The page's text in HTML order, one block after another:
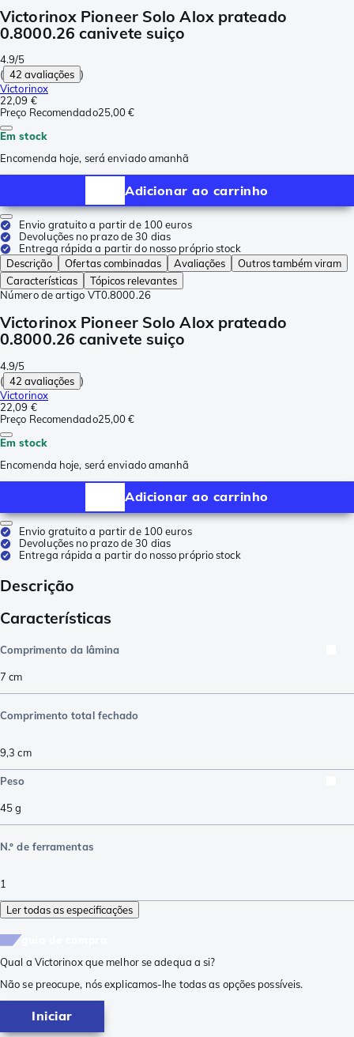
Victorinox Pioneer Solo Alox prateado
0.8000.26 canivete suiço
4.9/5
( 42 avaliações )
Victorinox
22,09 €
Preço Recomendado25,00 €
Em stock
Encomenda hoje, será enviado amanhã
Adicionar ao carrinho
Envio gratuito a partir de 100 euros
Devoluções no prazo de 30 dias
Entrega rápida a partir do nosso próprio stock
Descrição
Ofertas combinadas Avaliações
Outros também viram
Características
Tópicos relevantes
Número de artigo VT0.8000.26
Victorinox Pioneer Solo Alox prateado
0.8000.26 canivete suiço
4.9/5
( 42 avaliações )
Victorinox
22,09 €
Preço Recomendado25,00 €
Em stock
Encomenda hoje, será enviado amanhã
Adicionar ao carrinho
Envio gratuito a partir de 100 euros
Devoluções no prazo de 30 dias
Entrega rápida a partir do nosso próprio stock
Descrição
Características
Comprimento da lâmina
7 cm
Comprimento total fechado
9,3 cm
Peso
45g
N.º de ferramentas
1
Ler todas as especificações
Qual a Victorinox que melhor se adequa a si?
Não se preocupe, nós explicamos-lhe todas as opções possíveis.
Iniciar